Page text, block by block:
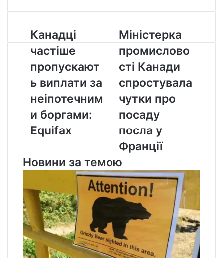
Канадці
частіше
пропускають
виплати
за
неіпотечними
боргами:
Equifax
Канадці
частіше
пропускают
ь виплати за
неіпотечним
и боргами:
Equifax
Міністерка
промисловості
Канади
спростувала
чутки
про
посла
у
Міністерка
промислово
сті Канади
спростувала
чутки про
посаду
посла у
Франції
Новини за темою